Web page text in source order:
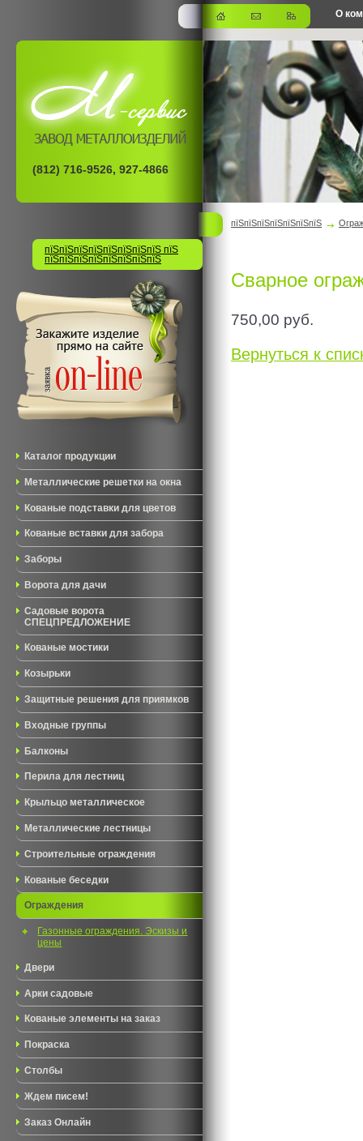
О
офис
(812) 716-9526, 927-4866
пїЅпїЅпїЅпїЅпїЅпїЅпїЅпїЅ пїЅ
пїЅпїЅпїЅпїЅпїЅпїЅпїЅпїЅ
Каталог продукции
Металлические решетки на окна
Кованые подставки для цветов
Кованые вставки для забора
Заборы
Ворота для дачи
Садовые ворота
СПЕЦПРЕДЛОЖЕНИЕ
Кованые мостики
Козырьки
Защитные решения для приямков
Входные группы
Балконы
Перила для лестниц
Крыльцо металлическое
Металлические лестницы
Строительные ограждения
Кованые беседки
Ограждения
Газонные ограждения. Эскизы и
цены
Двери
Арки садовые
Кованые элементы на заказ
Покраска
Столбы
Ждем писем!
Заказ Онлайн
пїЅпїЅпїЅпїЅпїЅпїЅпїЅ
Сварное
750,00 руб.
Вернуться к